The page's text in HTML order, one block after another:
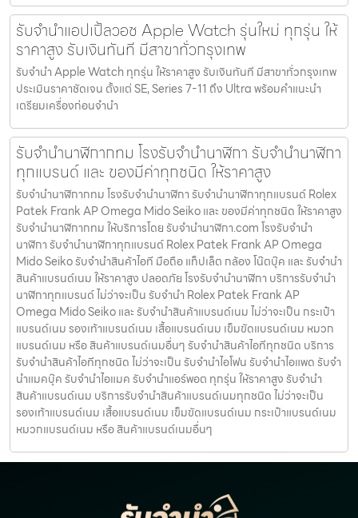
รับจำนำแอปเปิ้ลวอช Apple Watch รุ่นใหม่ ทุกรุ่น ให้
ราคาสูง รับเงินทันที มีสาขาทั่วกรุงเทพ
รับจำนำ Apple Watch ทุกรุ่น ให้ราคาสูง รับเงินทันที มีสาขาทั่วกรุงเทพ
ประเมินราคาชัดเจน ตั้งแต่ SE, Series 7-11 ถึง Ultra พร้อมคำแนะนำ
เตรียมเครื่องก่อนจำนำ
รับจำนำนาฬิกากทม โรงรับจำนำนาฬิกา รับจำนำนาฬิกา
ทุกแบรนด์ และ ของมีค่าทุกชนิด ให้ราคาสูง
รับจำนำนาฬิกากทม โรงรับจำนำนาฬิกา รับจำนำนาฬิกาทุกแบรนด์ Rolex
Patek Frank AP Omega Mido Seiko และ ของมีค่าทุกชนิด ให้ราคาสูง
รับจำนำนาฬิกากทม ให้บริการโดย รับจํานํานาฬิกา.com โรงรับจำนำ
นาฬิกา รับจำนำนาฬิกาทุกแบรนด์ Rolex Patek Frank AP Omega
Mido Seiko รับจำนำสินค้าไอที มือถือ แท็ปเล็ต กล้อง โน๊ตบุ๊ค และ รับจำนำ
สินค้าแบรนด์เนม ให้ราคาสูง ปลอดภัย โรงรับจำนำนาฬิกา บริการรับจำนำ
นาฬิกาทุกแบรนด์ ไม่ว่าจะเป็น รับจำนำ Rolex Patek Frank AP
Omega Mido Seiko และ รับจำนำสินค้าแบรนด์เนม ไม่ว่าจะเป็น กระเป๋า
แบรนด์เนม รองเท้าแบรนด์เนม เสื้อแบรนด์เนม เข็มขัดแบรนด์เนม หมวก
แบรนด์เนม หรือ สินค้าแบรนด์เนมอื่นๆ รับจำนำสินค้าไอทีทุกชนิด บริการ
รับจำนำสินค้าไอทีทุกชนิด ไม่ว่าจะเป็น รับจำนำไอโฟน รับจำนำไอแพด รับจำ
นำแมคบุ๊ค รับจำนำไอแมค รับจำนำแอร์พอต ทุกรุ่น ให้ราคาสูง รับจำนำ
สินค้าแบรนด์เนม บริการรับจำนำสินค้าแบรนด์เนมทุกชนิด ไม่ว่าจะเป็น
รองเท้าแบรนด์เนม เสื้อแบรนด์เนม เข็มขัดแบรนด์เนม กระเป๋าแบรนด์เนม
หมวกแบรนด์เนม หรือ สินค้าแบรนด์เนมอื่นๆ